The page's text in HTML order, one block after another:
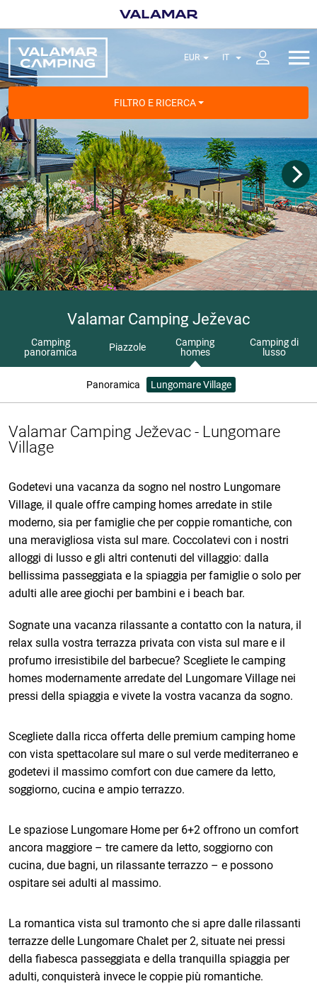
FILTRO E RICERCA
Valamar Camping Ježevac
Camping
panoramica
Piazzole
Camping
homes
Camping di
lusso
Panoramica Lungomare Village
Valamar Camping Ježevac - Lungomare
Village
Godetevi una vacanza da sogno nel nostro Lungomare
Village, il quale offre camping homes arredate in stile
moderno, sia per famiglie che per coppie romantiche, con
una meravigliosa vista sul mare. Coccolatevi con i nostri
alloggi di lusso e gli altri contenuti del villaggio: dalla
bellissima passeggiata e la spiaggia per famiglie o solo per
adulti alle aree giochi per bambini e i beach bar.
Sognate una vacanza rilassante a contatto con la natura, il
relax sulla vostra terrazza privata con vista sul mare e il
profumo irresistibile del barbecue? Scegliete le camping
homes modernamente arredate del Lungomare Village nei
pressi della spiaggia e vivete la vostra vacanza da sogno.
Scegliete dalla ricca offerta delle premium camping home
con vista spettacolare sul mare o sul verde mediterraneo e
godetevi il massimo comfort con due camere da letto,
soggiorno, cucina e ampio terrazzo.
Le spaziose Lungomare Home per 6+2 offrono un comfort
ancora maggiore – tre camere da letto, soggiorno con
cucina, due bagni, un rilassante terrazzo – e possono
ospitare sei adulti al massimo.
La romantica vista sul tramonto che si apre dalle rilassanti
terrazze delle Lungomare Chalet per 2, situate nei pressi
della fiabesca passeggiata e della tranquilla spiaggia per
adulti, conquisterà invece le coppie più romantiche.